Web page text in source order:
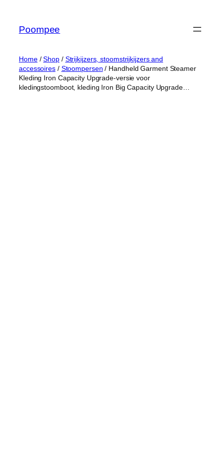
Poompee
Home/Shop/ Strijkijzers, stoomstrijkijzers and
accessoires/ Stoompersen / Handheld Garment Steamer
Kleding Iron Capacity Upgrade-versie voor
kledingstoomboot, kleding Iron Big Capacity Upgrade…